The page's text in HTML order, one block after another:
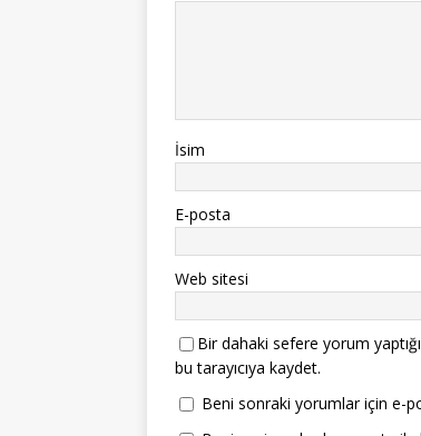
İsim
E-posta
Web sitesi
Bir dahaki sefere yorum
bu tarayıcıya kaydet.
Beni sonraki yorumlar için e-